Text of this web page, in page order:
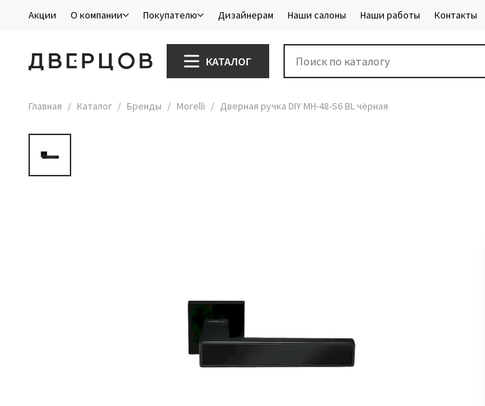
Акции О компании Покупателю Дизайнерам Наши салоны Наши работы Контакты
КАТАЛОГ
Главная Каталог Бренды Morelli Дверная ручка DIY MH-48-S6 BL чёрная